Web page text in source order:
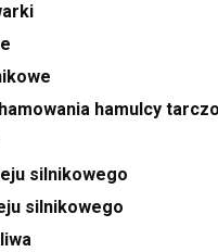
hamulcy
silnikowego
silnikowego